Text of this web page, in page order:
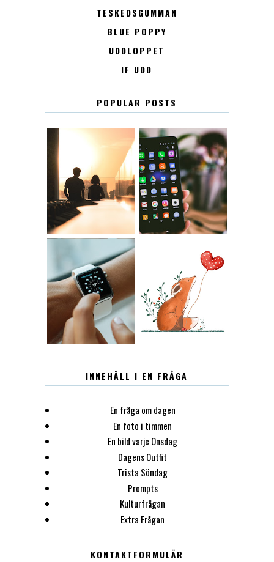
TESKEDSGUMMAN
BLUE POPPY
UDDLOPPET
IF UDD
POPULAR POSTS
KONTAKT KONTAKTLISTA
12.30 LUGN
INNEHÅLL I EN FRÅGA
En fråga om dagen
En foto i timmen
En bild varje Onsdag
Dagens Outfit
Trista Söndag
Prompts
Kulturfrågan
Extra Frågan
KONTAKTFORMULÄR